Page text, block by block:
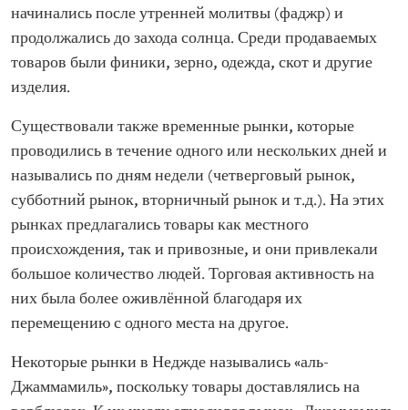
начинались после утренней молитвы (фаджр) и
продолжались до захода солнца. Среди продаваемых
товаров были финики, зерно, одежда, скот и другие
изделия.
Существовали также временные рынки, которые
проводились в течение одного или нескольких дней и
назывались по дням недели (четверговый рынок,
субботний рынок, вторничный рынок и т.д.). На этих
рынках предлагались товары как местного
происхождения, так и привозные, и они привлекали
большое количество людей. Торговая активность на
них была более оживлённой благодаря их
перемещению с одного места на другое.
Некоторые рынки в Неджде назывались «аль-
Джаммамиль», поскольку товары доставлялись на